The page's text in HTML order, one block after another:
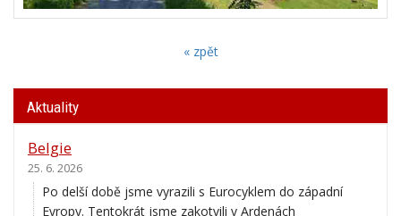
« zpět
Aktuality
Belgie
25. 6. 2026
Po delší době jsme vyrazili s Eurocyklem do západní
Evropy. Tentokrát jsme zakotvili v Ardenách